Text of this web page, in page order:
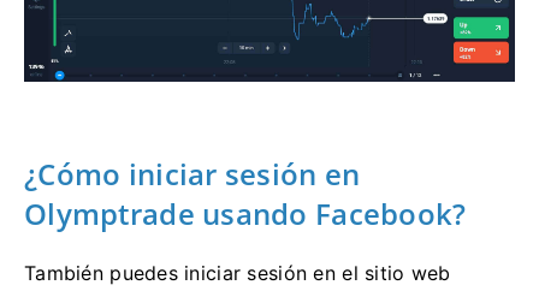
¿Cómo iniciar sesión en
Olymptrade usando Facebook?
También puedes iniciar sesión en el sitio web